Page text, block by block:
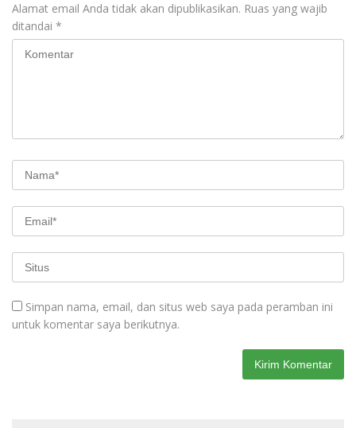
Alamat email Anda tidak akan dipublikasikan. Ruas yang wajib
ditandai *
Simpan nama, email, dan situs web saya pada peramban ini
untuk komentar saya berikutnya.